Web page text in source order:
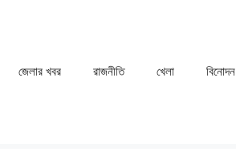
⁠⁠জেলার খবর রাজনীতি খেলা ⁠বিনোদন